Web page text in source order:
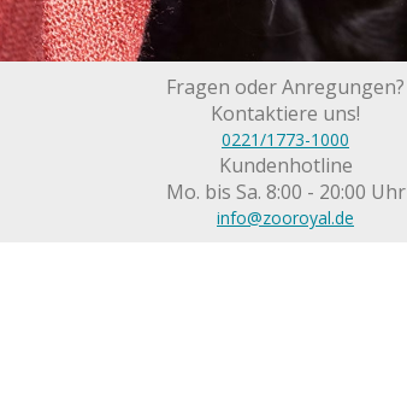
Fragen oder Anregungen?
Kontaktiere uns!
0221/1773-1000
Kundenhotline
Mo. bis Sa. 8:00 - 20:00 Uhr
info@zooroyal.de